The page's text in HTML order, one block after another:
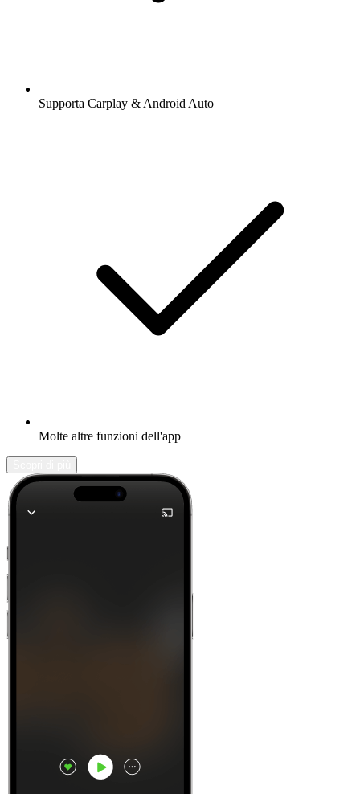
Supporta Carplay & Android Auto
Molte altre funzioni dell'app